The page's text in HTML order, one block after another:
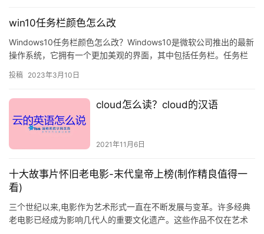
win10任务栏颜色怎么改
Windows10任务栏颜色怎么改？Windows10是微软公司推出的最新
操作系统，它拥有一个更加美观的界面，其中包括任务栏。任务栏
投稿 2023年3月10日
cloud怎么读？cloud的汉语
2021年11月6日
十大故事片怀旧老电影-末代皇帝上榜(制作精良值得一
看)
三个世纪以来,电影作为艺术形式一直在不断发展与变革。许多经典
老电影已经成为影响几代人的重要文化遗产。这些作品不仅在艺术